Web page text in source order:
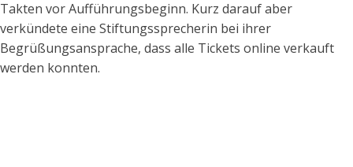
Takten vor Aufführungsbeginn. Kurz darauf aber
verkündete eine Stiftungssprecherin bei ihrer
Begrüßungsansprache, dass alle Tickets online verkauft
werden konnten.